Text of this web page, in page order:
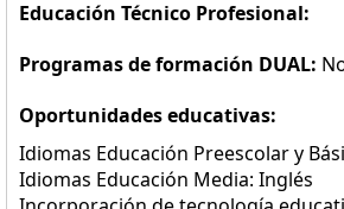
Educación Técnico Profesional:
Programas de formación DUAL:
Oportunidades educativas:
Idiomas Educación Preescolar y
Idiomas Educación Media: Inglés